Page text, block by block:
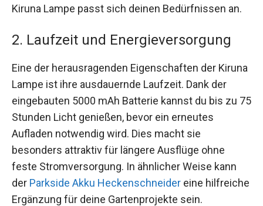
Kiruna Lampe passt sich deinen Bedürfnissen an.
2. Laufzeit und Energieversorgung
Eine der herausragenden Eigenschaften der Kiruna
Lampe ist ihre ausdauernde Laufzeit. Dank der
eingebauten 5000 mAh Batterie kannst du bis zu 75
Stunden Licht genießen, bevor ein erneutes
Aufladen notwendig wird. Dies macht sie
besonders attraktiv für längere Ausflüge ohne
feste Stromversorgung. In ähnlicher Weise kann
der Parkside Akku Heckenschneider eine hilfreiche
Ergänzung für deine Gartenprojekte sein.